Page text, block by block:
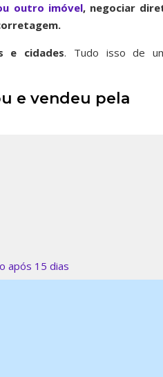
outro imóvel, negociar
e cidades. Tudo isso de
e vendeu pela
após 15 dias